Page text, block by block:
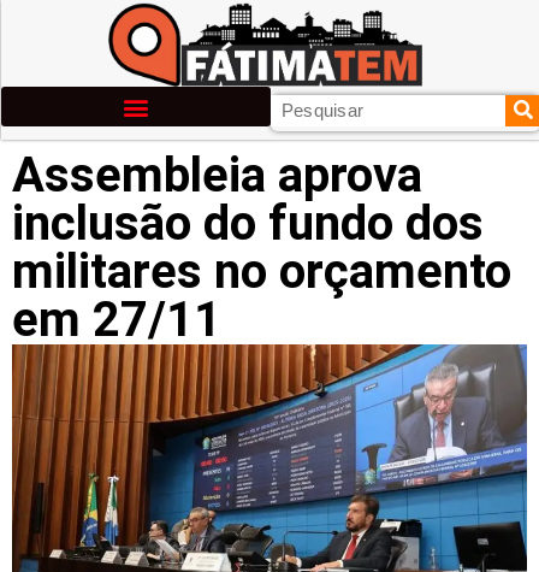
Assembleia aprova
inclusão do fundo dos
militares no orçamento
em 27/11